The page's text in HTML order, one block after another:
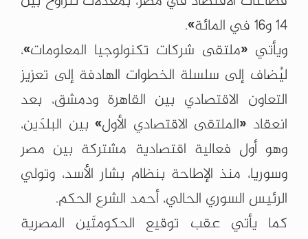
14 و16 في المائة».
ويأتي «ملتقى شركات تكنولوجيا المعلومات»،
ليُضاف إلى سلسلة الخطوات الهادفة إلى تعزيز
التعاون الاقتصادي بين القاهرة ودمشق، بعد
انعقاد «الملتقى الاقتصادي الأول» بين البلدَين،
وهو أول فعالية اقتصادية مشتركة بين مصر
وسوريا، منذ الإطاحة بنظام بشار الأسد، وتولي
الرئيس السوري الحالي، أحمد الشرع الحكم.
كما يأتي عقب توقيع الحكومتَين المصرية